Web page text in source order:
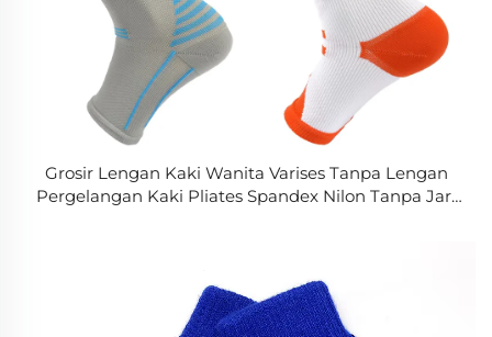
Grosir Lengan Kaki Wanita Varises Tanpa Lengan
Pergelangan Kaki Pliates Spandex Nilon Tanpa Jari